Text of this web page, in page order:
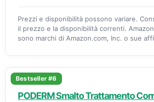
Prezzi e disponibilità possono variare.
il prezzo e la disponibilità correnti.
sono marchi di Amazon.com, Inc. o sue
Bestseller #6
PODERM Smalto Trattamento